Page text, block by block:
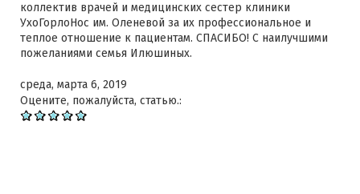
коллектив врачей и медицинских сестер клиники
УхоГорлоНос им. Оленевой за их профессиональное и
теплое отношение к пациентам. СПАСИБО! С наилучшими
пожеланиями семья Илюшиных.
среда, марта 6, 2019
Оцените, пожалуйста, статью.: